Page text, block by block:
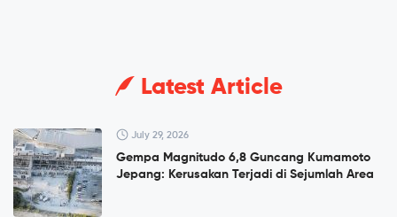
Latest Article
July 29, 2026
Gempa Magnitudo 6,8 Guncang Kumamoto
Jepang: Kerusakan Terjadi di Sejumlah Area